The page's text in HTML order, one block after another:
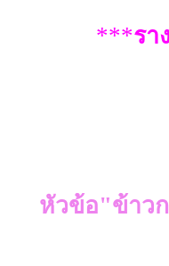
***รา
หัวข้อ"ข้าวก